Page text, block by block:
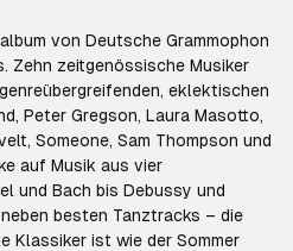
von Deutsche Grammophon
Zehn zeitgenössische Musiker
eklektischen
Peter Gregson, Laura Masotto,
Someone, Sam Thompson und
auf Musik aus vier
und Bach bis Debussy und
besten Tanztracks – die
Klassiker ist wie der Sommer